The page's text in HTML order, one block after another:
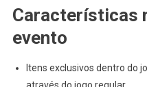
Características
evento
Itens exclusivos dentro do
através do jogo regular.